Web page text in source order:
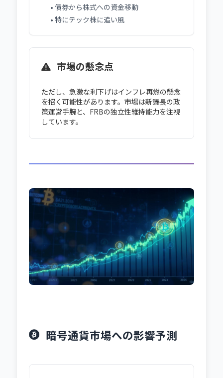
• 債券から株式への資金移動
• 特にテック株に追い風
市場の懸念点
ただし、急激な利下げはインフレ再燃の懸念
を招く可能性があります。市場は新議長の政
策運営手腕と、FRBの独立性維持能力を注視
しています。
暗号通貨市場への影響予測